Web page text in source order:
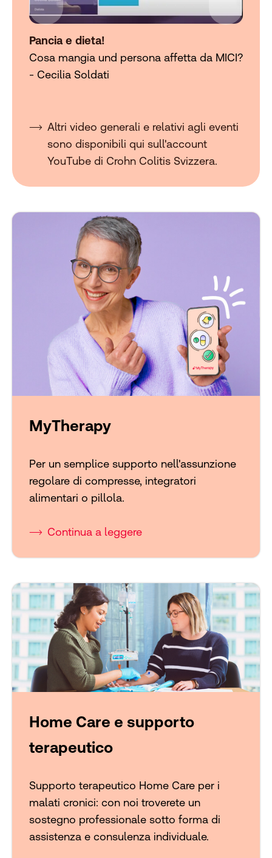
Pancia e dieta!
Cosa mangia und persona affetta da MICI?
- Cecilia Soldati
Altri video generali e relativi agli eventi
sono disponibili qui sull'account
YouTube di Crohn Colitis Svizzera.
MyTherapy
Per un semplice supporto nell'assunzione
regolare di compresse, integratori
alimentari o pillola.
Continua a leggere
Home Care e supporto
terapeutico
Supporto terapeutico Home Care per i
malati cronici: con noi troverete un
sostegno professionale sotto forma di
assistenza e consulenza individuale.